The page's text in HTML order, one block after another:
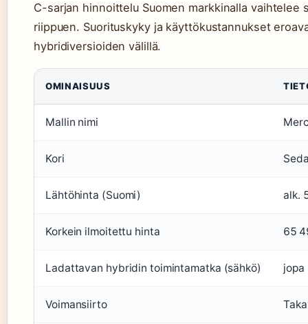
C-sarjan hinnoittelu Suomen markkinalla vaihtelee
riippuen. Suorituskyky ja käyttökustannukset
hybridiversioiden välillä.
OMINAISUUS
Mallin nimi
Kori
Lähtöhinta (Suomi) alk.
Korkein ilmoitettu hinta 65
Ladattavan hybridin toimintamatka (sähkö) jopa
Voimansiirto